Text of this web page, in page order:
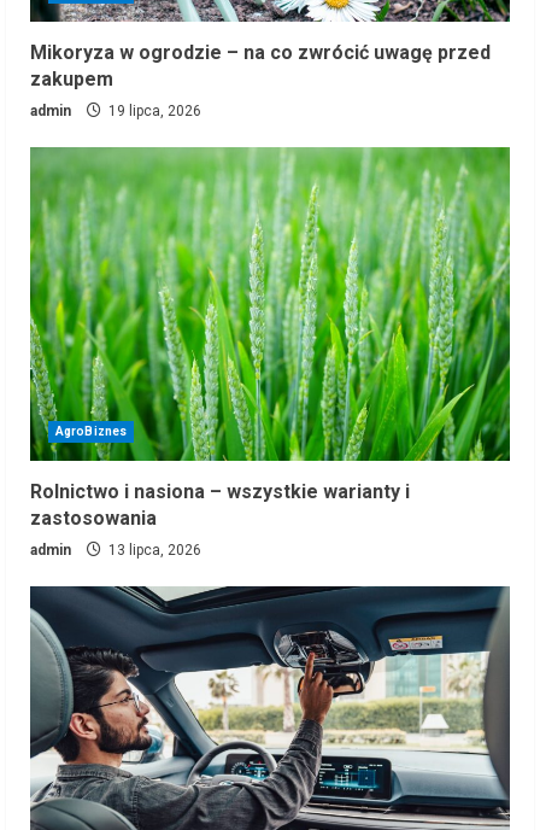
Mikoryza w ogrodzie – na co zwrócić uwagę przed
zakupem
admin 19 lipca, 2026
AgroBiznes
Rolnictwo i nasiona – wszystkie warianty i
zastosowania
admin 13 lipca, 2026